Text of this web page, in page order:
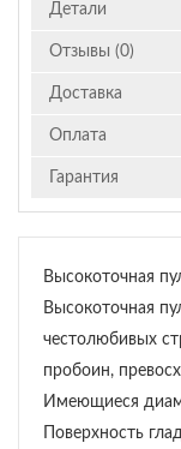
Детали
Отзывы (0)
Доставка
Оплата
Гарантия
Высокоточная
Высокоточная
честолюбивых
пробоин,
Имеющиеся
Поверхность